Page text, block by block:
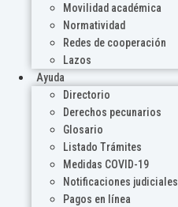
Movilidad académica
Normatividad
Redes de cooperación
Lazos
Ayuda
Directorio
Derechos pecunarios
Glosario
Listado Trámites
Medidas COVID-19
Notificaciones judiciales
Pagos en línea